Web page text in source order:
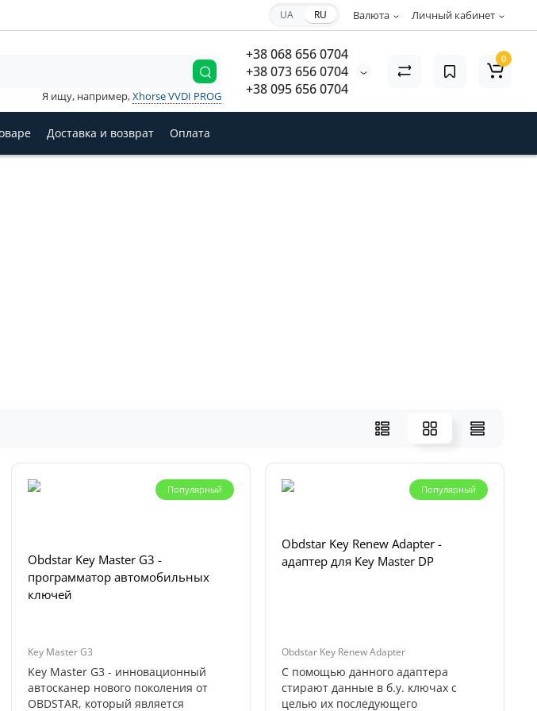
Личный кабинет
Валюта
UA RU
+38 068 656 0704
+38 073 656 0704
+38 095 656 0704
Я ищу, например,Xhorse VVDI PROG
0
Доставка и возврат Оплата
Популярный
Obdstar Key Master G3 -
программатор автомобильных
ключей
Key Master G3
Key Master G3 - инновационный
автосканер нового поколения от
OBDSTAR, который является
Популярный
Obdstar Key Renew Adapter -
адаптер для Key Master DP
Obdstar Key Renew Adapter
С помощью данного адаптера
стирают данные в б.у. ключах с
целью их последующего